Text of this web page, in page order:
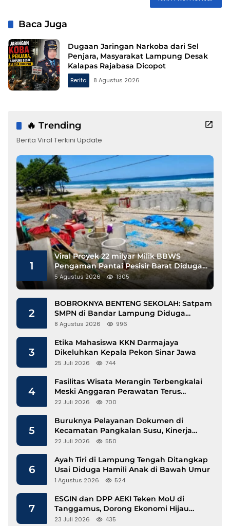
Baca Juga
Dugaan Jaringan Narkoba dari Sel
Penjara, Masyarakat Lampung Desak
Kalapas Rajabasa Dicopot
Berita 8 Agustus 2026
🔥 Trending
Berita Viral Terkini Update
1
Viral Proyek 22 milyar Milik BBWS
Pengaman Pantai Pesisir Barat Diduga
Gunakan Besi Banci
5 Agustus 2026 1305
2
BOBROKNYA BENTENG SEKOLAH: Satpam
SMPN di Bandar Lampung Diduga
Lecehkan Siswi
8 Agustus 2026 996
3
Etika Mahasiswa KKN Darmajaya
Dikeluhkan Kepala Pekon Sinar Jawa
25 Juli 2026 744
4
Fasilitas Wisata Merangin Terbengkalai
Meski Anggaran Perawatan Terus
Mengalir
22 Juli 2026 700
5
Buruknya Pelayanan Dokumen di
Kecamatan Pangkalan Susu, Kinerja
Disdukcapil Langkat Disorot
22 Juli 2026 550
6
Ayah Tiri di Lampung Tengah Ditangkap
Usai Diduga Hamili Anak di Bawah Umur
1 Agustus 2026 524
7
ESGIN dan DPP AEKI Teken MoU di
Tanggamus, Dorong Ekonomi Hijau
Berbasis Kopi dan Perdagangan Karbon
23 Juli 2026 435